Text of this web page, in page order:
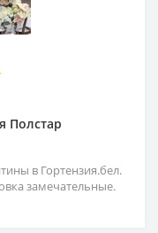
Полстар
в Гортензия.бел.
замечательные.